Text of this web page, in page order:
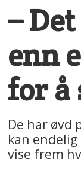
–
enn
for å
De har øvd
kan
vise frem